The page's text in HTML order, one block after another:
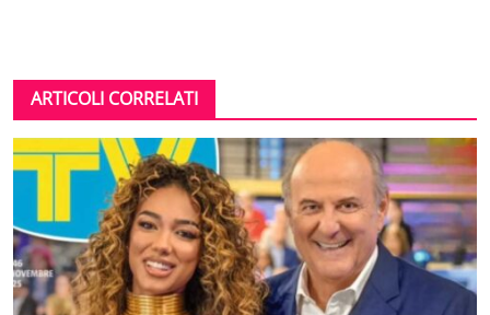
ARTICOLI CORRELATI